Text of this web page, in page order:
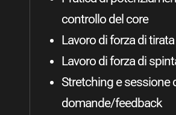
controllo del core
Lavoro di forza di tirata
Lavoro di forza di
Stretching e sessione
domande/feedback